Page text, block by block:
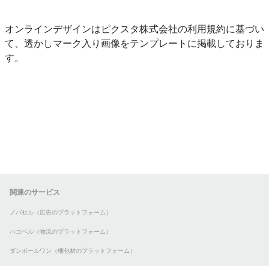
オンラインデザインはピクスタ株式会社の利用規約に基づい
て、透かしマーク入り画像をテンプレートに掲載しておりま
す。
関連のサービス
ノバセル（広告のプラットフォーム）
ハコベル（物流のプラットフォーム）
ダンボールワン（梱包材のプラットフォーム）